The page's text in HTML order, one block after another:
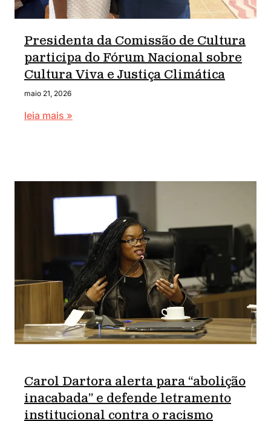
Presidenta da Comissão de Cultura
participa do Fórum Nacional sobre
Cultura Viva e Justiça Climática
maio 21, 2026
leia mais »
Carol Dartora alerta para “abolição
inacabada” e defende letramento
institucional contra o racismo